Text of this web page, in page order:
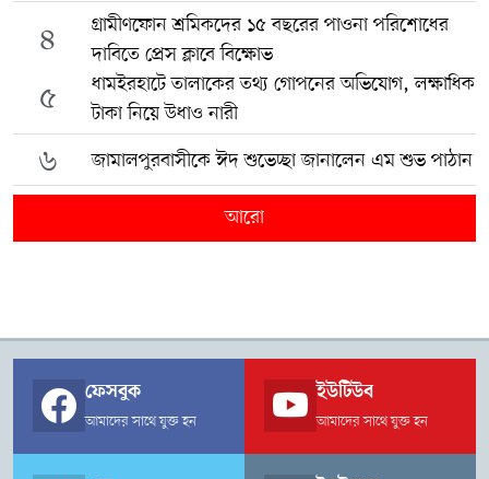
৪
গ্রামীণফোন শ্রমিকদের ১৫ বছরের পাওনা পরিশোধের
দাবিতে প্রেস ক্লাবে বিক্ষোভ
৫
ধামইরহাটে তালাকের তথ্য গোপনের অভিযোগ, লক্ষাধিক
টাকা নিয়ে উধাও নারী
৬ জামালপুরবাসীকে ঈদ শুভেচ্ছা জানালেন এম শুভ পাঠান
আরো
ফেসবুক
আমাদের সাথে যুক্ত হন
ইউটিউব
আমাদের সাথে যুক্ত হন